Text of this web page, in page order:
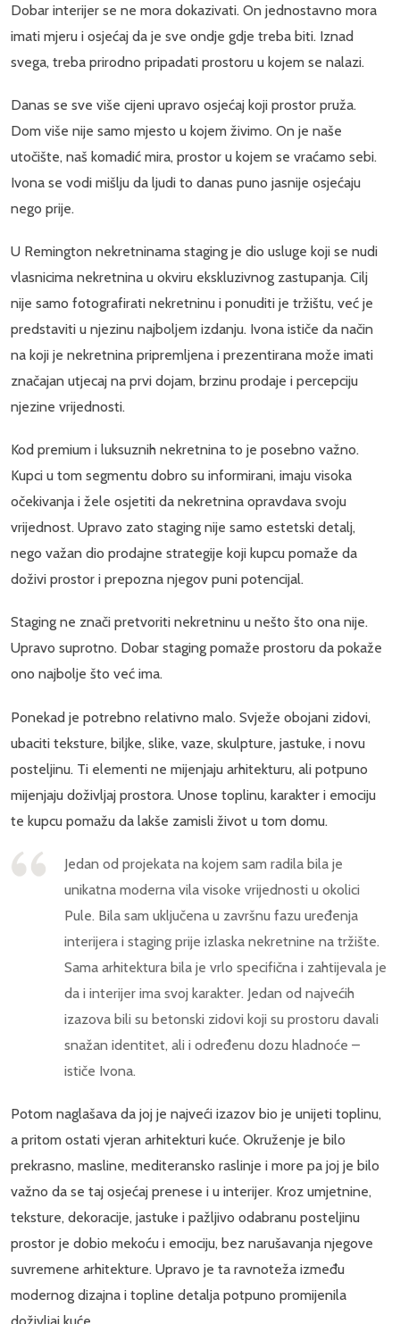
Dobar interijer se ne mora dokazivati. On jednostavno mora
imati mjeru i osjećaj da je sve ondje gdje treba biti. Iznad
svega, treba prirodno pripadati prostoru u kojem se nalazi.
Danas se sve više cijeni upravo osjećaj koji prostor pruža.
Dom više nije samo mjesto u kojem živimo. On je naše
utočište, naš komadić mira, prostor u kojem se vraćamo sebi.
Ivona se vodi mišlju da ljudi to danas puno jasnije osjećaju
nego prije.
U Remington nekretninama staging je dio usluge koji se nudi
vlasnicima nekretnina u okviru ekskluzivnog zastupanja. Cilj
nije samo fotografirati nekretninu i ponuditi je tržištu, već je
predstaviti u njezinu najboljem izdanju. Ivona ističe da način
na koji je nekretnina pripremljena i prezentirana može imati
značajan utjecaj na prvi dojam, brzinu prodaje i percepciju
njezine vrijednosti.
Kod premium i luksuznih nekretnina to je posebno važno.
Kupci u tom segmentu dobro su informirani, imaju visoka
očekivanja i žele osjetiti da nekretnina opravdava svoju
vrijednost. Upravo zato staging nije samo estetski detalj,
nego važan dio prodajne strategije koji kupcu pomaže da
doživi prostor i prepozna njegov puni potencijal.
Staging ne znači pretvoriti nekretninu u nešto što ona nije.
Upravo suprotno. Dobar staging pomaže prostoru da pokaže
ono najbolje što već ima.
Ponekad je potrebno relativno malo. Svježe obojani zidovi,
ubaciti teksture, biljke, slike, vaze, skulpture, jastuke, i novu
posteljinu. Ti elementi ne mijenjaju arhitekturu, ali potpuno
mijenjaju doživljaj prostora. Unose toplinu, karakter i emociju
te kupcu pomažu da lakše zamisli život u tom domu.
Jedan od projekata na kojem sam radila bila je
unikatna moderna vila visoke vrijednosti u okolici
Pule. Bila sam uključena u završnu fazu uređenja
interijera i staging prije izlaska nekretnine na tržište.
Sama arhitektura bila je vrlo specifična i zahtijevala je
da i interijer ima svoj karakter. Jedan od najvećih
izazova bili su betonski zidovi koji su prostoru davali
snažan identitet, ali i određenu dozu hladnoće –
ističe Ivona.
Potom naglašava da joj je najveći izazov bio je unijeti toplinu,
a pritom ostati vjeran arhitekturi kuće. Okruženje je bilo
prekrasno, masline, mediteransko raslinje i more pa joj je bilo
važno da se taj osjećaj prenese i u interijer. Kroz umjetnine,
teksture, dekoracije, jastuke i pažljivo odabranu posteljinu
prostor je dobio mekoću i emociju, bez narušavanja njegove
suvremene arhitekture. Upravo je ta ravnoteža između
modernog dizajna i topline detalja potpuno promijenila